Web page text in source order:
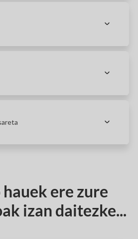
ere zure
izan daitezke...